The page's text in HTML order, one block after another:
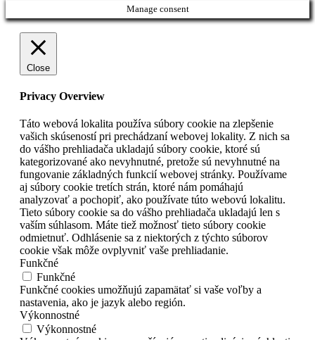
Manage consent
Close
Privacy Overview
Táto webová lokalita používa súbory cookie na zlepšenie
vašich skúseností pri prechádzaní webovej lokality. Z nich sa
do vášho prehliadača ukladajú súbory cookie, ktoré sú
kategorizované ako nevyhnutné, pretože sú nevyhnutné na
fungovanie základných funkcií webovej stránky. Používame
aj súbory cookie tretích strán, ktoré nám pomáhajú
analyzovať a pochopiť, ako používate túto webovú lokalitu.
Tieto súbory cookie sa do vášho prehliadača ukladajú len s
vaším súhlasom. Máte tiež možnosť tieto súbory cookie
odmietnuť. Odhlásenie sa z niektorých z týchto súborov
cookie však môže ovplyvniť vaše prehliadanie.
Funkčné
Funkčné
Funkčné cookies umožňujú zapamätať si vaše voľby a
nastavenia, ako je jazyk alebo región.
Výkonnostné
Výkonnostné